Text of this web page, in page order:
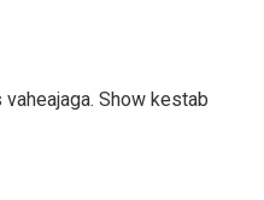
Show kestab